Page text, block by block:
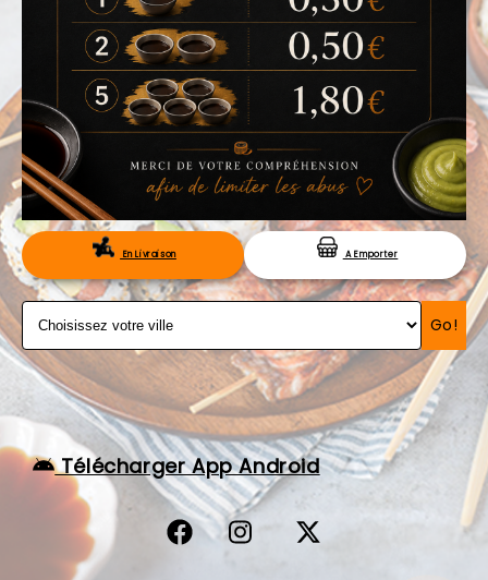
VOTRE COMPTE
NOTRE RESTAURANT
VOS AVIS
MENTIONS LÉGALES
C.G.V
RÉSERVATIONEn Livraison A Emporter
Go!
Télécharger App Android